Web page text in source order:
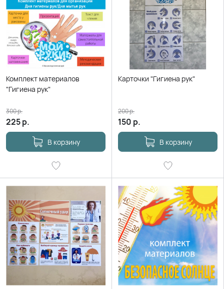
Комплект материалов
"Гигиена рук"
225р.
300р.
В корзину
Карточки "Гигиена рук"
150 р.
200р.
В корзину